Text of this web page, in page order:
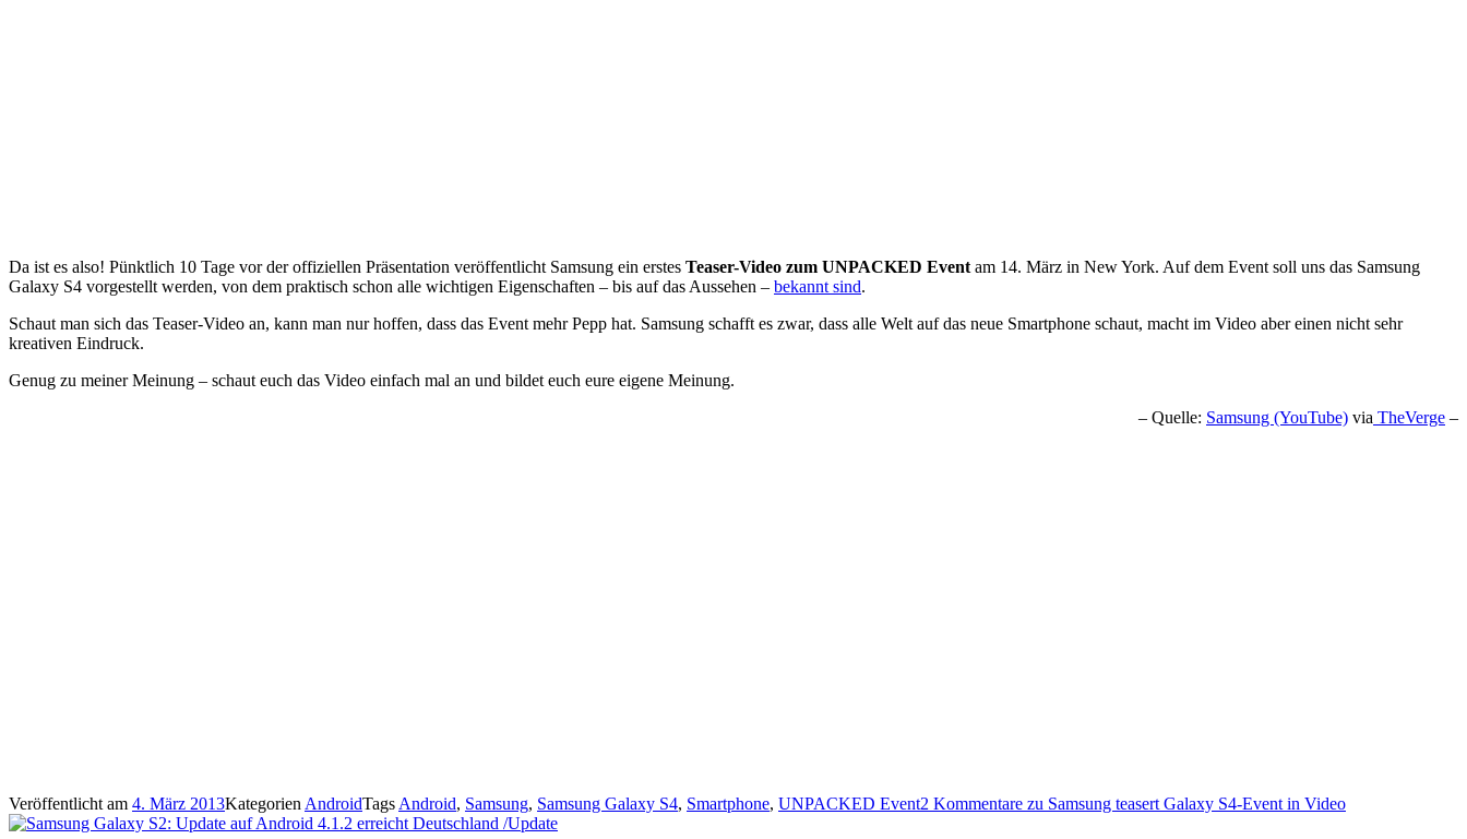
Da ist es also! Pünktlich 10 Tage vor der offiziellen Präsentation veröffentlicht Samsung ein erstes Teaser-Video zum UNPACKED Event am 14. März in New York. Auf dem Event soll uns das Samsung
Galaxy S4 vorgestellt werden, von dem praktisch schon alle wichtigen Eigenschaften – bis auf das Aussehen – bekannt sind.
Schaut man sich das Teaser-Video an, kann man nur hoffen, dass das Event mehr Pepp hat. Samsung schafft es zwar, dass alle Welt auf das neue Smartphone schaut, macht im Video aber einen nicht sehr
kreativen Eindruck.
Genug zu meiner Meinung – schaut euch das Video einfach mal an und bildet euch eure eigene Meinung.
– Quelle: Samsung (YouTube) via TheVerge –
Veröffentlicht am 4. März 2013Kategorien AndroidTags Android, Samsung, Samsung Galaxy S4, Smartphone, UNPACKED Event2 Kommentare zu Samsung teasert Galaxy S4-Event in Video